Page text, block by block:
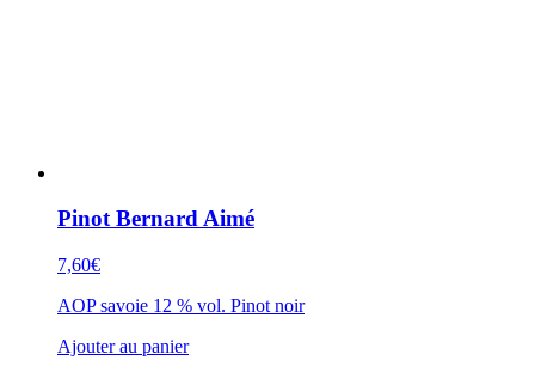
Pinot Bernard Aimé
7,60€
AOP savoie 12 % vol. Pinot noir
Ajouter au panier